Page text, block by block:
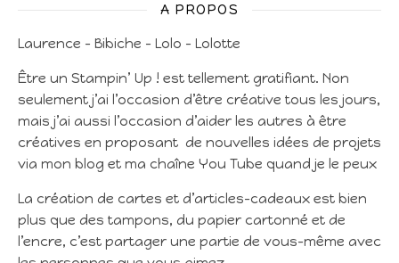
A PROPOS
Laurence – Bibiche – Lolo – Lolotte
Être un Stampin’ Up ! est tellement gratifiant. Non
seulement j’ai l’occasion d’être créative tous les jours,
mais j’ai aussi l’occasion d’aider les autres à être
créatives en proposant de nouvelles idées de projets
via mon blog et ma chaîne You Tube quand je le peux
La création de cartes et d’articles-cadeaux est bien
plus que des tampons, du papier cartonné et de
l’encre, c’est partager une partie de vous-même avec